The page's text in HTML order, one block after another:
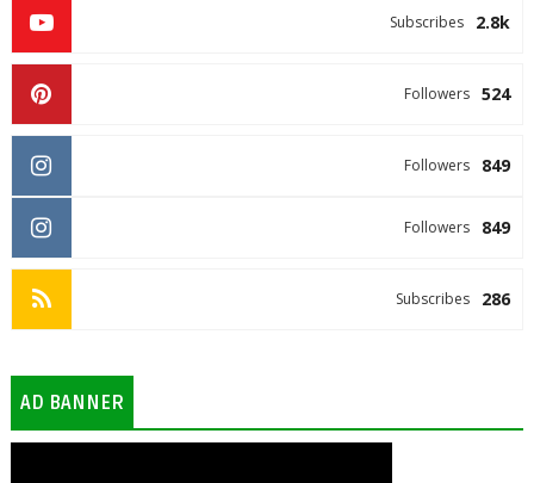
2.8k
Subscribes
524
Followers
849
Followers
849
Followers
286
Subscribes
AD BANNER